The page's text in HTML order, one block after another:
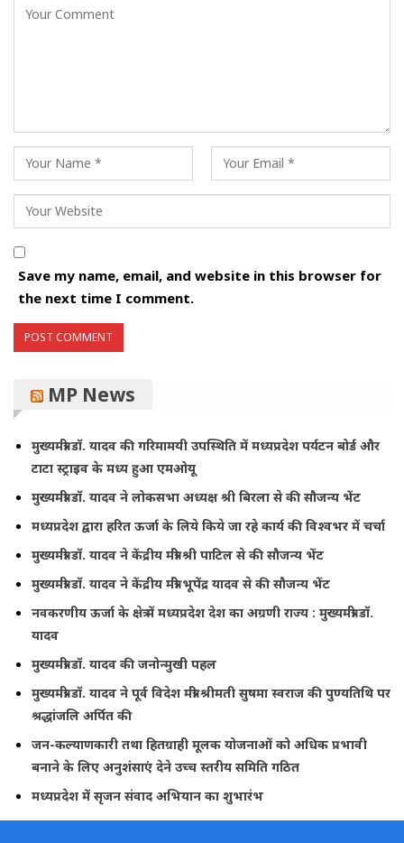
Save my name, email, and website in this browser for
the next time I comment.
MP News
मुख्यमंत्री डॉ. यादव की गरिमामयी उपस्थिति में मध्यप्रदेश पर्यटन बोर्ड और
टाटा स्ट्राइव के मध्य हुआ एमओयू
मुख्यमंत्री डॉ. यादव ने लोकसभा अध्यक्ष श्री बिरला से की सौजन्य भेंट
मध्यप्रदेश द्वारा हरित ऊर्जा के लिये किये जा रहे कार्य की विश्वभर में चर्चा
मुख्यमंत्री डॉ. यादव ने केंद्रीय मंत्री श्री पाटिल से की सौजन्य भेंट
मुख्यमंत्री डॉ. यादव ने केंद्रीय मंत्री भूपेंद्र यादव से की सौजन्य भेंट
नवकरणीय ऊर्जा के क्षेत्र में मध्यप्रदेश देश का अग्रणी राज्य : मुख्यमंत्री डॉ.
यादव
मुख्यमंत्री डॉ. यादव की जनोन्मुखी पहल
मुख्यमंत्री डॉ. यादव ने पूर्व विदेश मंत्री श्रीमती सुषमा स्वराज की पुण्यतिथि पर
श्रद्धांजलि अर्पित की
जन-कल्याणकारी तथा हितग्राही मूलक योजनाओं को अधिक प्रभावी
बनाने के लिए अनुशंसाएं देने उच्च स्तरीय समिति गठित
मध्यप्रदेश में सृजन संवाद अभियान का शुभारंभ